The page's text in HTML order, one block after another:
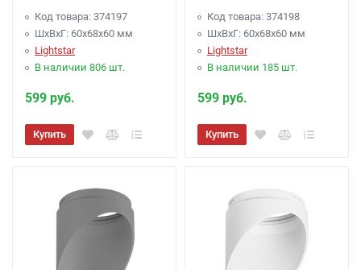
Код товара: 374197
ШхВхГ: 60x68x60 мм
Lightstar
В наличии 806 шт.
599 руб.
Купить
Код товара: 374198
ШхВхГ: 60x68x60 мм
Lightstar
В наличии 185 шт.
599 руб.
Купить